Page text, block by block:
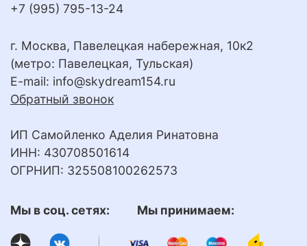
+7 (995) 795-13-24
г. Москва, Павелецкая набережная, 10к2
(метро: Павелецкая, Тульская)
E-mail: info@skydream154.ru
Обратный звонок
ИП Самойленко Аделия Ринатовна
ИНН: 430708501614
ОГРНИП: 325508100262573
Мы в соц. сетях: Мы принимаем: